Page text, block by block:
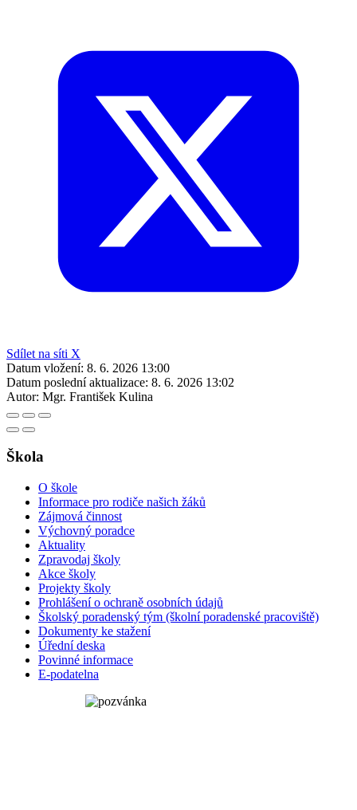
Sdílet na síti X
Datum vložení: 8. 6. 2026 13:00
Datum poslední aktualizace: 8. 6. 2026 13:02
Autor: Mgr. František Kulina
Škola
O škole
Informace pro rodiče našich žáků
Zájmová činnost
Výchovný poradce
Aktuality
Zpravodaj školy
Akce školy
Projekty školy
Prohlášení o ochraně osobních údajů
Školský poradenský tým (školní poradenské pracoviště)
Dokumenty ke stažení
Úřední deska
Povinné informace
E-podatelna